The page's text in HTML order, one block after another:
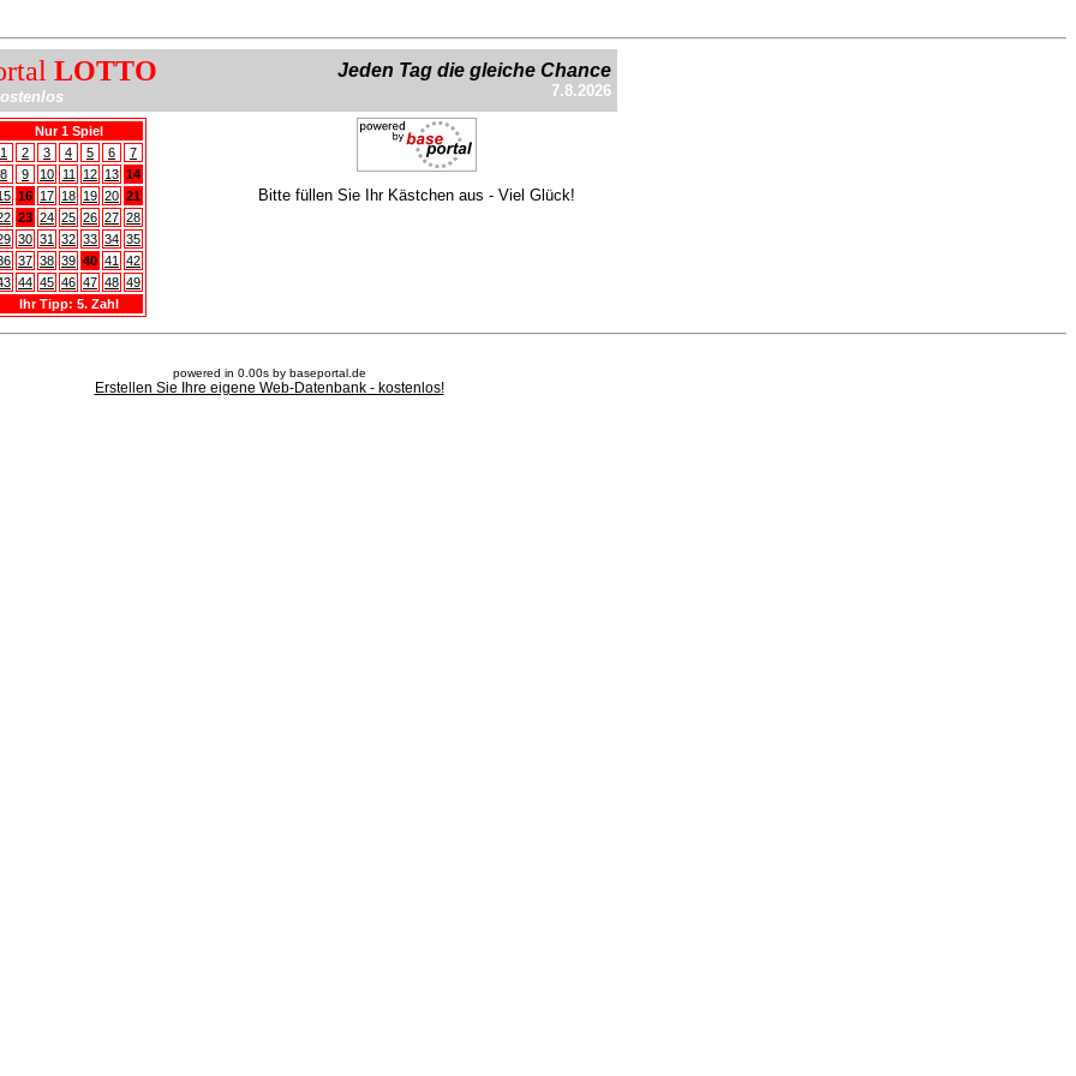
LOTTO Jeden Tag die gleiche Chance
7.8.2026
Nur 1 Spiel
1
2 3 4 5 6
7
8
9 10 11 12 13 14
16 17 18 19 20 21
23 24 25 26 27 28
30 31 32 33 34 35
37 38 39 40 41
42
44 45 46 47 48 49
Ihr Tipp: 5. Zahl
Bitte füllen Sie Ihr Kästchen aus - Viel Glück!
powered in 0.00s by baseportal.de
Erstellen Sie Ihre eigene Web-Datenbank - kostenlos!